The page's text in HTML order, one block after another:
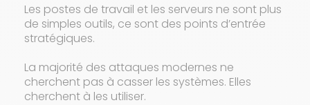
Les postes de travail et les serveurs ne sont plus
de simples outils, ce sont des points d’entrée
stratégiques.
La majorité des attaques modernes ne
cherchent pas à casser les systèmes. Elles
cherchent à les utiliser.